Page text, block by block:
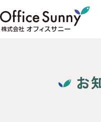
オフィスサニーにつ
お